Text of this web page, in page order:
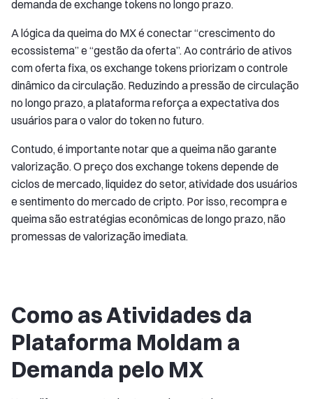
demanda de exchange tokens no longo prazo.
A lógica da queima do MX é conectar “crescimento do
ecossistema” e “gestão da oferta”. Ao contrário de ativos
com oferta fixa, os exchange tokens priorizam o controle
dinâmico da circulação. Reduzindo a pressão de circulação
no longo prazo, a plataforma reforça a expectativa dos
usuários para o valor do token no futuro.
Contudo, é importante notar que a queima não garante
valorização. O preço dos exchange tokens depende de
ciclos de mercado, liquidez do setor, atividade dos usuários
e sentimento do mercado de cripto. Por isso, recompra e
queima são estratégias econômicas de longo prazo, não
promessas de valorização imediata.
Como as Atividades da
Plataforma Moldam a
Demanda pelo MX